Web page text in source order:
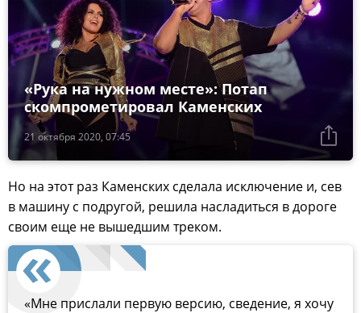
21 октября 2020, 07:45
«Рука на нужном месте»: Потап
скомпрометировал Каменских
Но на этот раз Каменских сделала исключение и, сев
в машину с подругой, решила насладиться в дороге
своим еще не вышедшим треком.
«Мне прислали первую версию, сведение, я хочу